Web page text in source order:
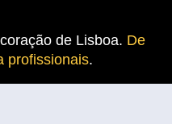
de Lisboa. De
profissionais.